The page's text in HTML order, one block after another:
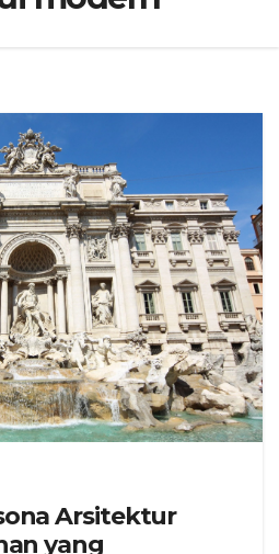
Arsitektur
yang